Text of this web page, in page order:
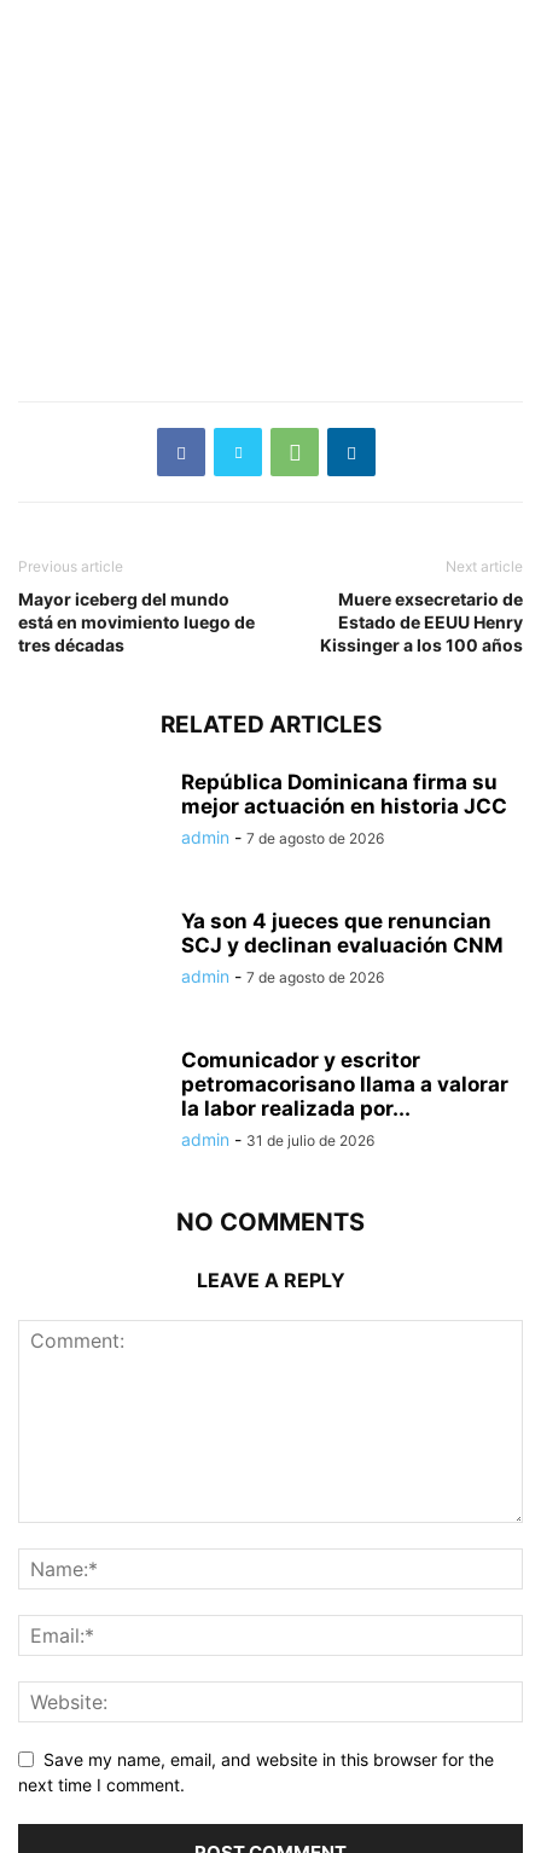
Previous article
Mayor iceberg del mundo
está en movimiento luego de
tres décadas
Next article
Muere exsecretario de
Estado de EEUU Henry
Kissinger a los 100 años
RELATED ARTICLES
República Dominicana firma su
mejor actuación en historia JCC
admin - 7 de agosto de 2026
Ya son 4 jueces que renuncian
SCJ y declinan evaluación CNM
admin - 7 de agosto de 2026
Comunicador y escritor
petromacorisano llama a valorar
la labor realizada por...
admin - 31 de julio de 2026
NO COMMENTS
LEAVE A REPLY
Save my name, email, and website in this browser for the
next time I comment.